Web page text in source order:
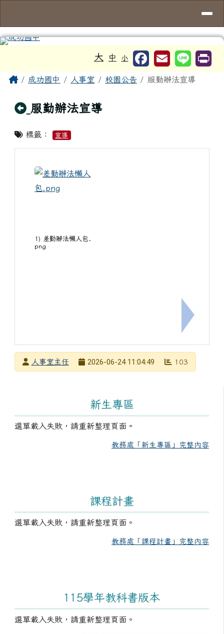
大 中 小
主內容區域
Home成功國中 人事室 校園公告 服勤辦法宣導
回上頁
服勤辦法宣導
標籤： 宣導
1) 差勤辦法懶人包.
png
下一筆：
發布者人事室主任
2026-06-24 11:04:49 103
新生專區
選單載入失敗，請重新整理頁面。
教務處「新生專區」完整內容
課程計畫
選單載入失敗，請重新整理頁面。
教務處「課程計畫」完整內容
115學年教科書版本
選單載入失敗，請重新整理頁面。
頁尾區域